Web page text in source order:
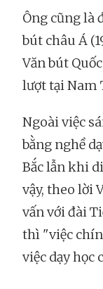
Ông cũng là
bút châu Á
Văn bút
lượt tại Nam
Ngoài việc
bằng nghề
Bắc lẫn khi
vậy, theo lời
vấn với đài
thì "việc
việc dạy học